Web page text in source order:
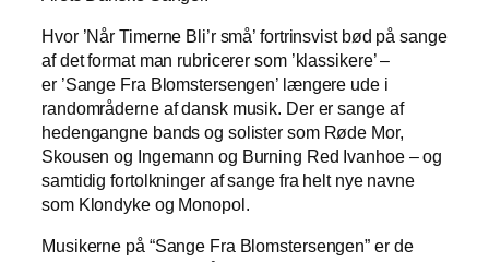
Hvor ’Når Timerne Bli’r små’ fortrinsvist bød på sange
af det format man rubricerer som ’klassikere’ –
er ’Sange Fra Blomstersengen’ længere ude i
randområderne af dansk musik. Der er sange af
hedengangne bands og solister som Røde Mor,
Skousen og Ingemann og Burning Red Ivanhoe – og
samtidig fortolkninger af sange fra helt nye navne
som Klondyke og Monopol.
Musikerne på “Sange Fra Blomstersengen” er de